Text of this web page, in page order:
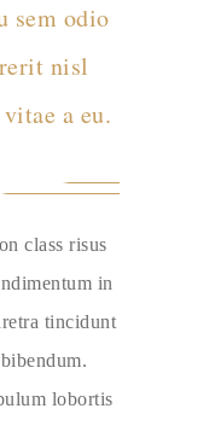
sem odio
nisl
a eu.
class risus
in
tincidunt
lobortis